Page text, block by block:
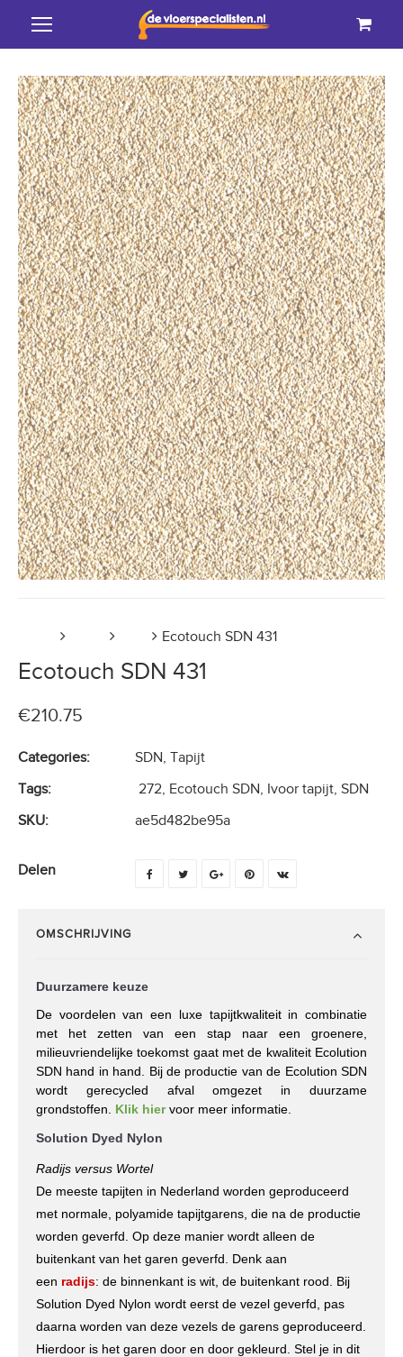
Ecotouch SDN 431
Ecotouch SDN 431
€210.75
Categories: SDN Tapijt
Tags:
272 Ecotouch SDN Ivoor tapijt SDN
SKU:
ae5d482be95a
Delen
OMSCHRIJVING
Duurzamere keuze
De voordelen van een luxe tapijtkwaliteit in combinatie
met het zetten van een stap naar een groenere,
milieuvriendelijke toekomst gaat met de kwaliteit Ecolution
SDN hand in hand. Bij de productie van de Ecolution SDN
wordt gerecycled afval omgezet in duurzame
grondstoffen. Klik hiervoor meer informatie.
Solution Dyed Nylon
Radijs versus Wortel
De meeste tapijten in Nederland worden geproduceerd
met normale, polyamide tapijtgarens, die na de productie
worden geverfd. Op deze manier wordt alleen de
buitenkant van het garen geverfd. Denk aan
een radijs: de binnenkant is wit, de buitenkant rood. Bij
Solution Dyed Nylon wordt eerst de vezel geverfd, pas
daarna worden van deze vezels de garens geproduceerd.
Hierdoor is het garen door en door gekleurd. Stel je in dit